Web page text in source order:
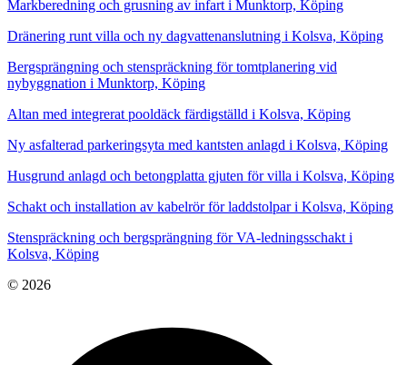
Markberedning och grusning av infart i Munktorp, Köping
Dränering runt villa och ny dagvattenanslutning i Kolsva, Köping
Bergsprängning och stenspräckning för tomtplanering vid
nybyggnation i Munktorp, Köping
Altan med integrerat pooldäck färdigställd i Kolsva, Köping
Ny asfalterad parkeringsyta med kantsten anlagd i Kolsva, Köping
Husgrund anlagd och betongplatta gjuten för villa i Kolsva, Köping
Schakt och installation av kabelrör för laddstolpar i Kolsva, Köping
Stenspräckning och bergsprängning för VA-ledningsschakt i
Kolsva, Köping
© 2026